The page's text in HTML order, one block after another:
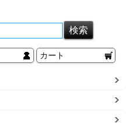
カート